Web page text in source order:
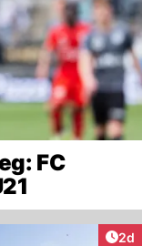
FC
2d